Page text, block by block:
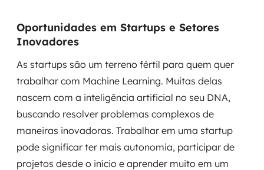
Oportunidades em Startups e Setores
Inovadores
As startups são um terreno fértil para quem quer
trabalhar com Machine Learning. Muitas delas
nascem com a inteligência artificial no seu DNA,
buscando resolver problemas complexos de
maneiras inovadoras. Trabalhar em uma startup
pode significar ter mais autonomia, participar de
projetos desde o início e aprender muito em um